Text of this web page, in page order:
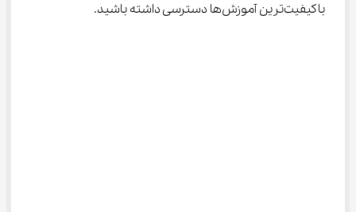
باکیفیت‌ترین آموزش‌ها دسترسی داشته باشید.